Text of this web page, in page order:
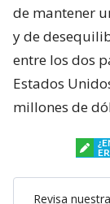
de mantener
y de
entre los dos
Estados
millones de
Revisa